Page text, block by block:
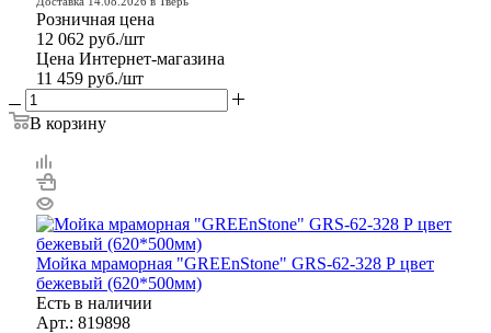
Розничная цена
12 062 руб./шт
Цена Интернет-магазина
11 459 руб./шт
В корзину
Мойка мраморная "GREEnStone" GRS-62-328 Р цвет
бежевый (620*500мм)
Есть в наличии
Арт.: 819898